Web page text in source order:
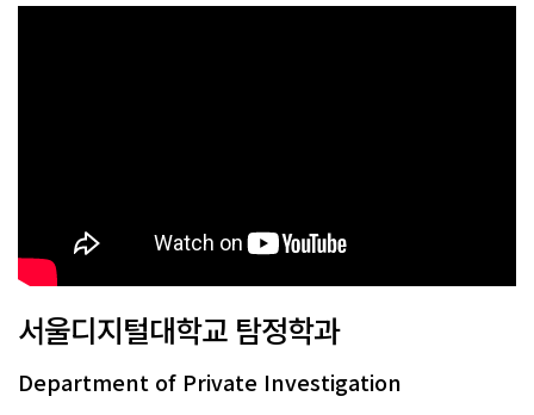
서울디지털대학교 탐정학과
Department of Private Investigation